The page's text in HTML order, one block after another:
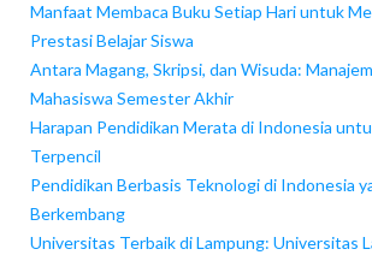
Manfaat Membaca Buku Setiap Hari untuk
Prestasi Belajar Siswa
Antara Magang, Skripsi, dan Wisuda:
Mahasiswa Semester Akhir
Harapan Pendidikan Merata di Indonesia
Terpencil
Pendidikan Berbasis Teknologi di Indonesia
Berkembang
Universitas Terbaik di Lampung: Universitas